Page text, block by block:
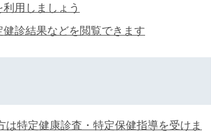
用しましょう
診結果などを閲覧できます
は特定健康診査・特定保健指導を受けま